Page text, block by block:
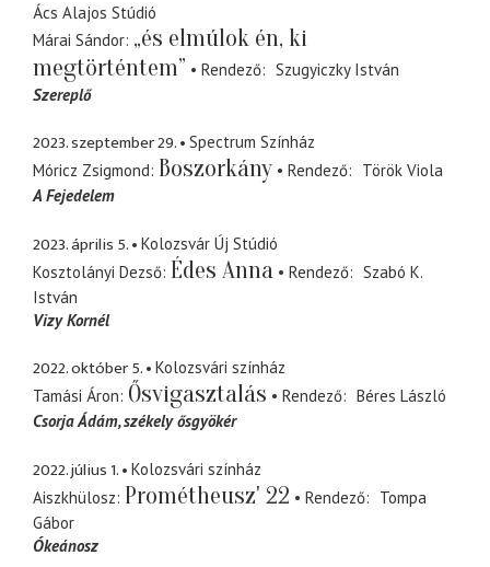
Ács Alajos Stúdió
Márai Sándor „és elmúlok én, ki
megtörténtem”
Rendező
Szugyiczky István
Szereplő
2023. szeptember 29.
Spectrum Színház
Móricz Zsigmond Boszorkány Rendező
Török Viola
A Fejedelem
2023. április 5.
Kolozsvár Új Stúdió
Kosztolányi Dezső Édes Anna Rendező
Szabó K.
István
Vizy Kornél
2022. október 5.
Kolozsvári színház
Tamási Áron Ősvigasztalás Rendező
Béres László
Csorja Ádám székely ősgyökér
2022. július 1.
Kolozsvári színház
Aiszkhülosz Prométheusz' 22 Rendező
Tompa
Gábor
Ókeánosz